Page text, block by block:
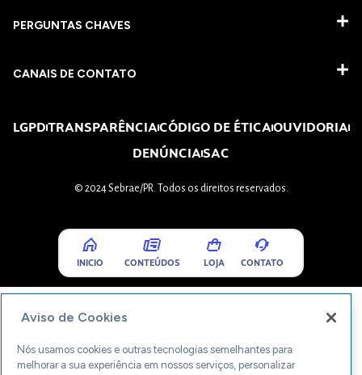
PERGUNTAS CHAVES​
CANAIS DE CONTATO
LGPDTRANSPARÊNCIACÓDIGO DE ÉTICAOUVIDORIA
DENÚNCIASAC
© 2024 Sebrae/PR. Todos os direitos reservados.
INICIO CONTEÚDOS LOJA CONTATO
Aviso de Cookies
Nós usamos cookies e outras tecnologias semelhantes para
melhorar a sua experiência em nossos serviços, personalizar